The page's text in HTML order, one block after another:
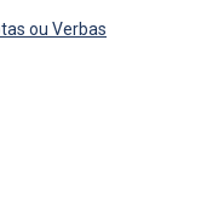
ou Verbas